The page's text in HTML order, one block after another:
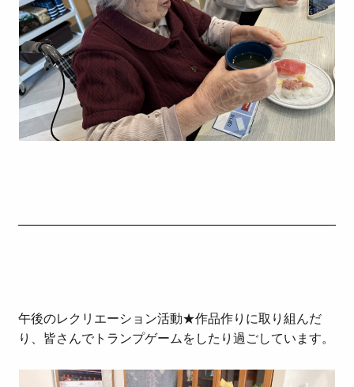
午後のレクリエーション活動★作品作りに取り組んだ
り、皆さんでトランプゲームをしたり過ごしています。